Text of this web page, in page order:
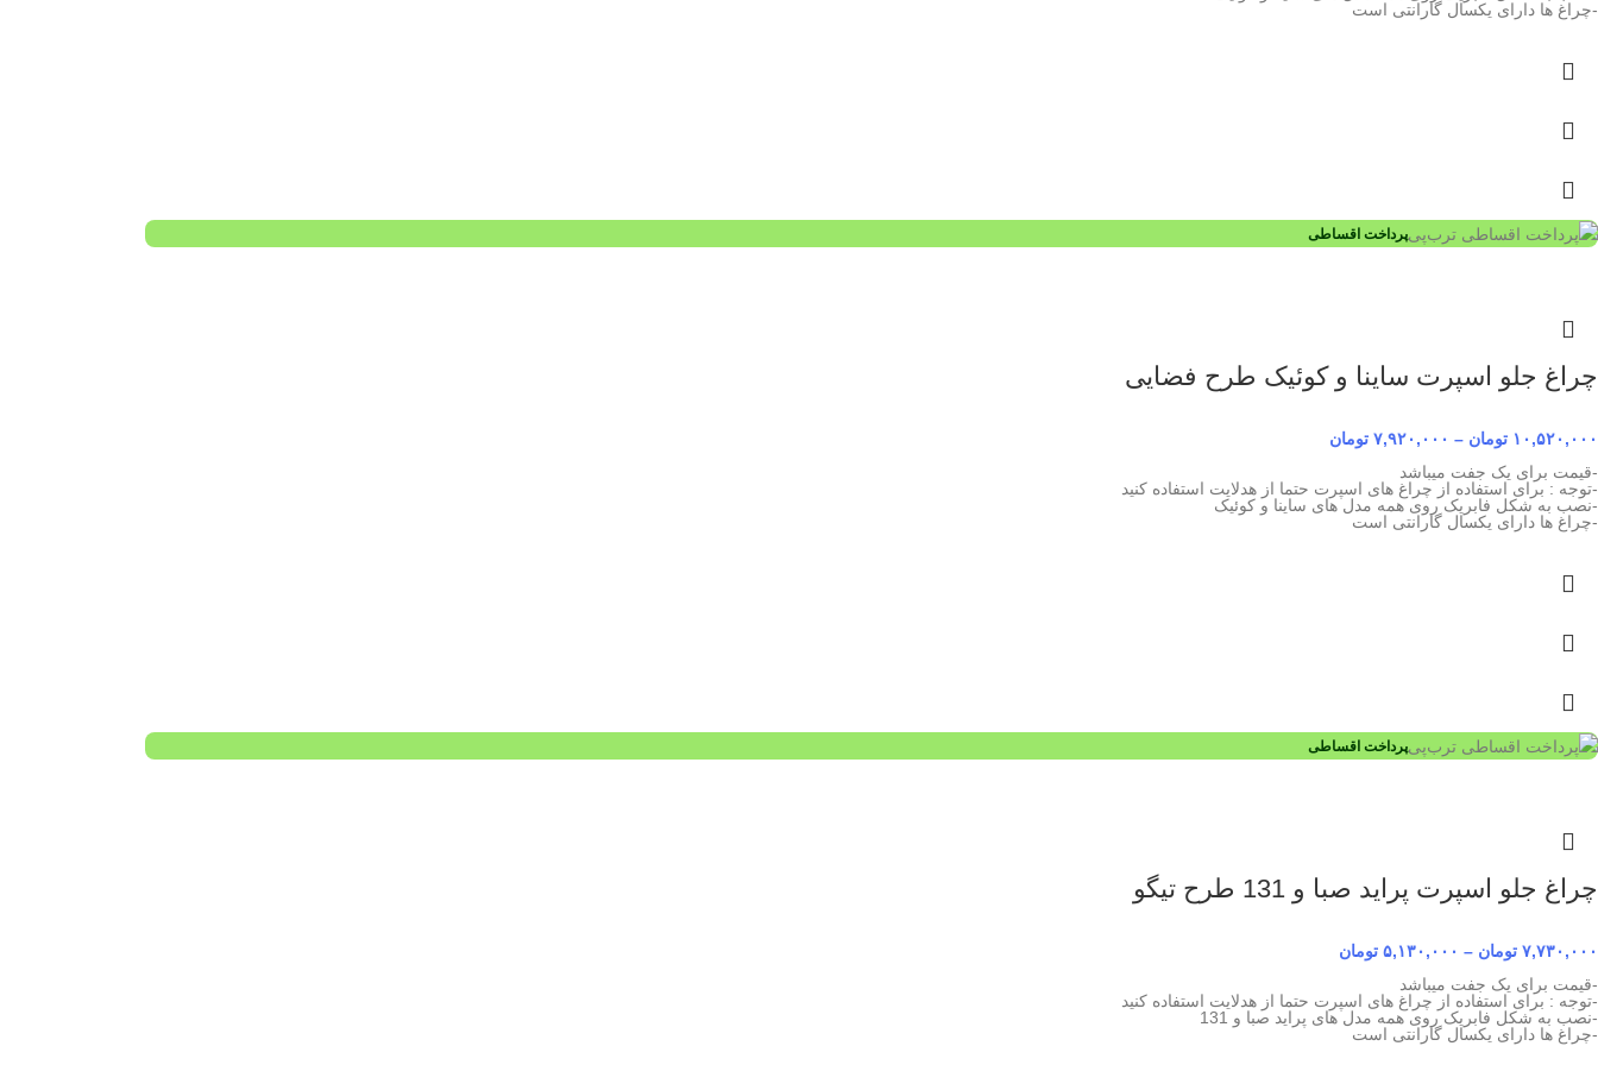
-چراغ ها دارای یکسال گارانتی است
پرداخت اقساطی
چراغ جلو اسپرت ساینا و کوئیک طرح فضایی
۱۰,۵۲۰,۰۰۰ تومان – ۷,۹۲۰,۰۰۰ تومان
-قیمت برای یک جفت میباشد
-توجه : برای استفاده از چراغ های اسپرت حتما از هدلایت استفاده کنید
-نصب به شکل فابریک روی همه مدل های ساینا و کوئیک
-چراغ ها دارای یکسال گارانتی است
پرداخت اقساطی
چراغ جلو اسپرت پراید صبا و 131 طرح تیگو
۷,۷۳۰,۰۰۰ تومان – ۵,۱۳۰,۰۰۰ تومان
-قیمت برای یک جفت میباشد
-توجه : برای استفاده از چراغ های اسپرت حتما از هدلایت استفاده کنید
-نصب به شکل فابریک روی همه مدل های پراید صبا و 131
-چراغ ها دارای یکسال گارانتی است